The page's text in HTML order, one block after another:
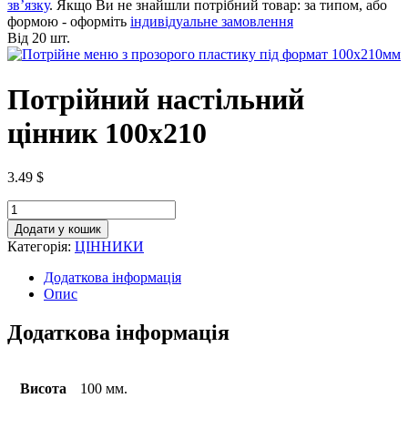
зв’язку. Якщо Ви не знайшли потрібний товар: за типом, або
формою - оформіть індивідуальне замовлення
Від 20 шт.
Потрійний настільний
цінник 100х210
3.49 $
Додати у кошик
Категорія: ЦІННИКИ
Додаткова інформація
Опис
Додаткова інформація
Висота 100 мм.